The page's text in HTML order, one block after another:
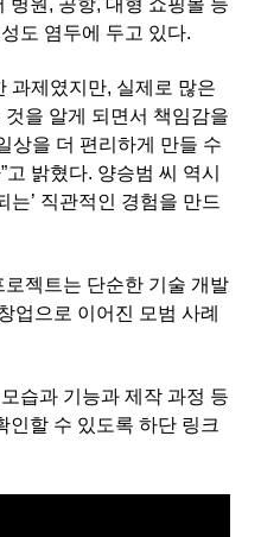
병원, 공항, 대형 쇼핑몰 등
도 염두에 두고 있다.
과제였지만, 실제로 많은
을 알게 되면서 책임감을
상을 더 편리하게 만들 수
밝혔다. 양승범 씨 역시
는’ 직관적인 경험을 만드
젝트는 단순한 기술 개발
업으로 이어진 모범 사례
습과 기능과 제작 과정 등
인할 수 있도록 하단 링크